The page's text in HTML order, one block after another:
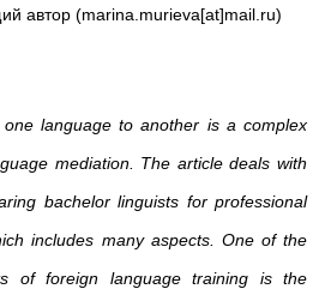
автор (marina.murieva[at]mail.ru)
one language to another is a complex
mediation. The article deals with
bachelor linguists for professional
includes many aspects. One of the
of foreign language training is the